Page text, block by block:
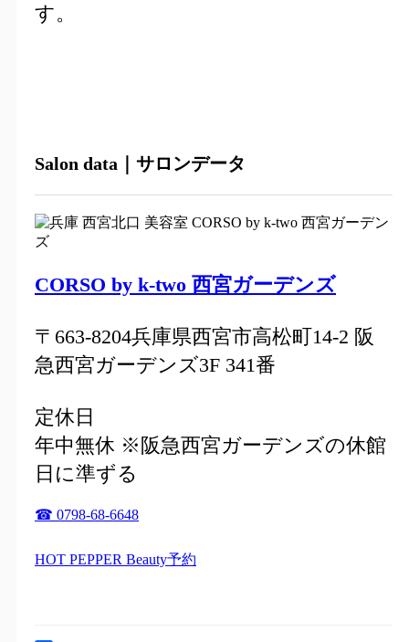
す。
Salon data｜サロンデータ
CORSO by k-two 西宮ガーデンズ
〒663-8204兵庫県西宮市高松町14-2 阪
急西宮ガーデンズ3F 341番
定休日
年中無休 ※阪急西宮ガーデンズの休館
日に準ずる
☎ 0798-68-6648
HOT PEPPER Beauty予約